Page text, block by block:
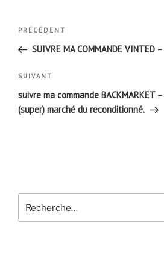
Navigation
l’article
Article
précédent
PRÉCÉDENT
SUIVRE MA COMMANDE
Article
suivant
SUIVANT
suivre ma commande BACKMARKET
(super) marché du reconditionné.
pour